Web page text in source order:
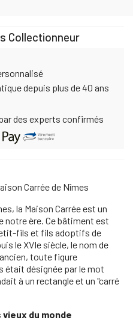
Collectionneur
depuis plus de 40 ans
des experts confirmés
Carrée de Nîmes
la Maison Carrée est un
notre ère. Ce bâtiment est
fils et fils adoptifs de
le XVIe siècle, le nom de
toute figure
était désignée par le mot
à un rectangle et un "carré
du monde